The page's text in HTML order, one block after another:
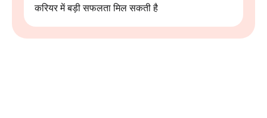
करियर में बड़ी सफलता मिल सकती है